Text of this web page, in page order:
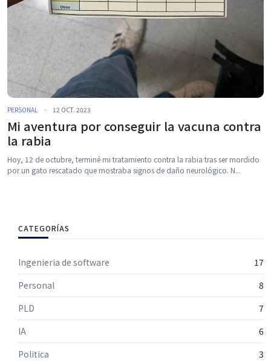
PERSONAL · 12 OCT. 2023
Mi aventura por conseguir la vacuna contra
la rabia
Hoy, 12 de octubre, terminé mi tratamiento contra la rabia tras ser mordido
por un gato rescatado que mostraba signos de daño neurológico. N...
CATEGORÍAS
Ingenieria de software
17
Personal
8
PLD
7
IA
6
Politica
3